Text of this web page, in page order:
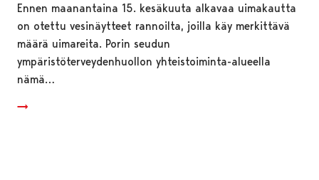
Ennen maanantaina 15. kesäkuuta alkavaa uimakautta
on otettu vesinäytteet rannoilta, joilla käy merkittävä
määrä uimareita. Porin seudun
ympäristöterveydenhuollon yhteistoiminta-alueella
nämä…